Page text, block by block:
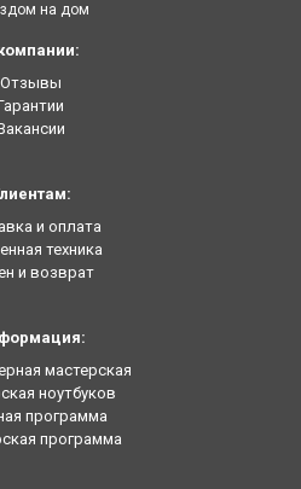
на дом
Отзывы
и оплата
техника
и возврат
мастерская
ноутбуков
программа
программа